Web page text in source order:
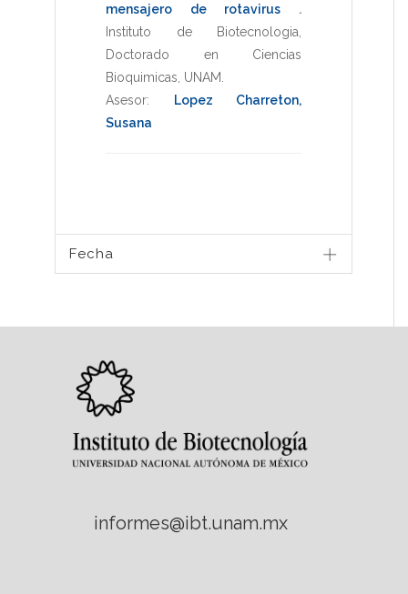
mensajero de rotavirus .
Instituto de Biotecnologia
Doctorado en Ciencias
Bioquimicas UNAM
Asesor: Lopez Charreton,
Susana
Fecha
informes@ibt.unam.mx